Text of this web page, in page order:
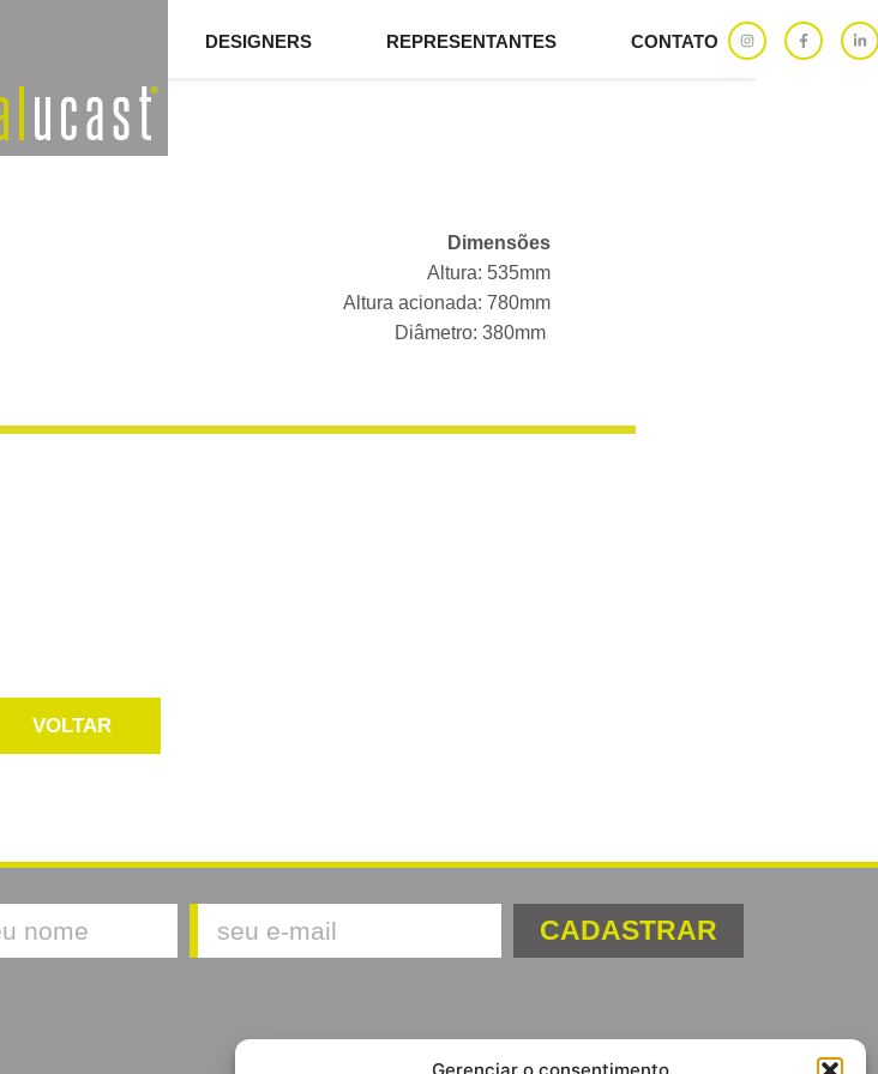
DESIGNERS REPRESENTANTES CONTATO
Dimensões
Altura: 535mm
Altura acionada: 780mm
Diâmetro: 380mm
VOLTAR
CADASTRAR